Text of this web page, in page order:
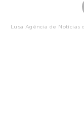
Lusa Agência de Notícias